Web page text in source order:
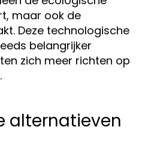
maar ook de
Deze technologische
belangrijker
zich meer richten op
alternatieven